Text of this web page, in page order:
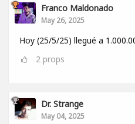
Franco Maldonado
May 26, 2025
Hoy (25/5/25) llegué a
2 props
Dr. Strange
May 04, 2025